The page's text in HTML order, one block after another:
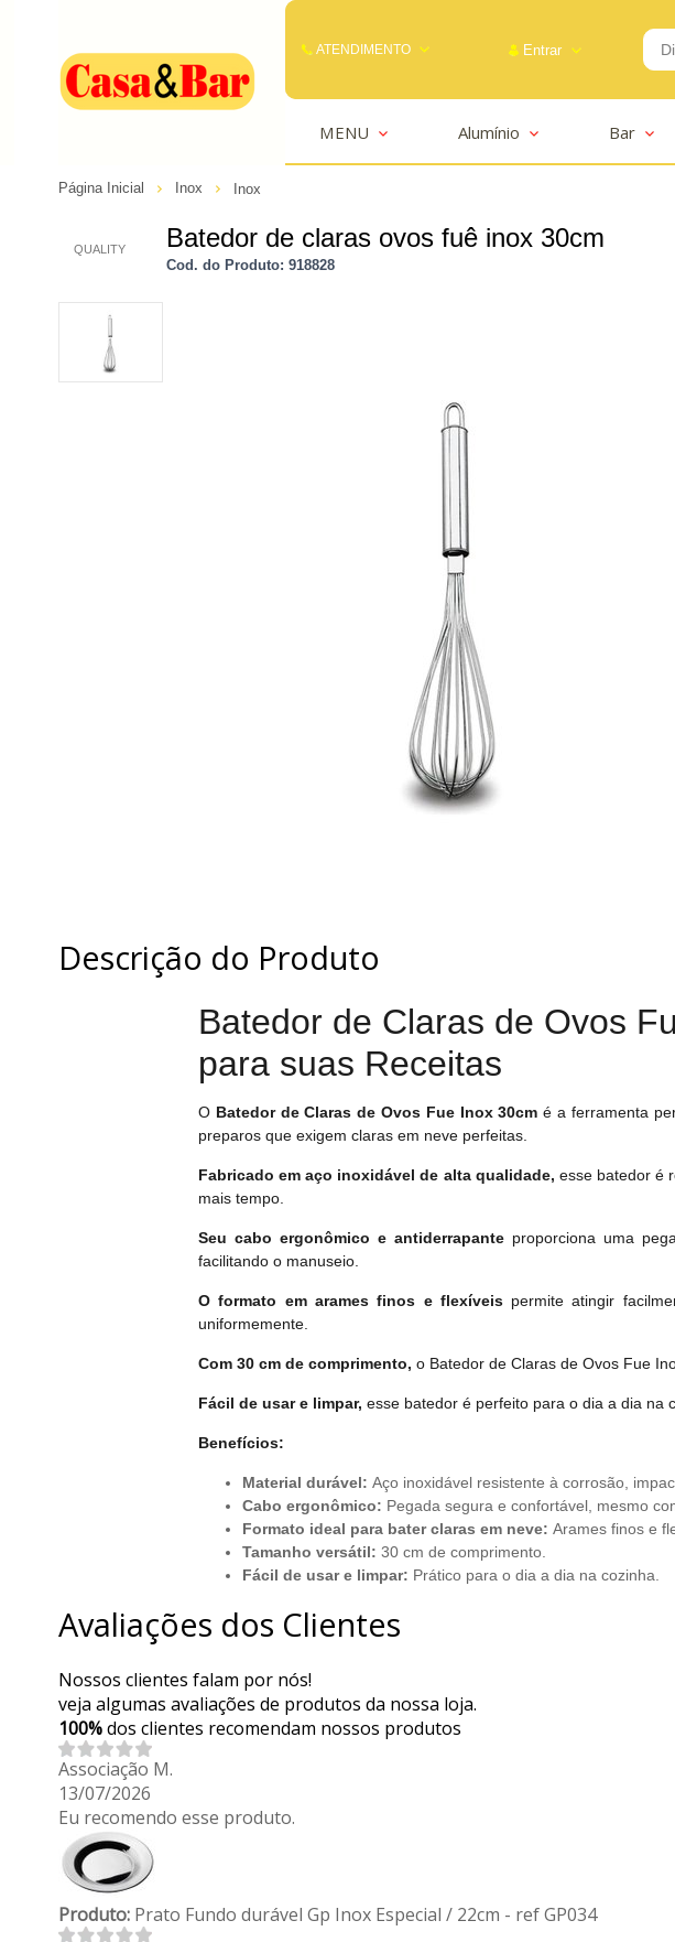
ATENDIMENTO
(85) 99291-2625
Entrar
MENU Alumínio Bar
Página Inicial Inox Inox
QUALITY Batedor de claras ovos fuê inox 30cm
Cod. do Produto: 918828
Descrição do Produto
Batedor de Claras de Ovos
para suas Receitas
O Batedor de Claras de Ovos Fue Inox 30cm é a ferramenta
preparos que exigem claras em neve perfeitas.
Fabricado em aço inoxidável de alta qualidade, esse batedor é
mais tempo.
Seu cabo ergonômico e antiderrapante proporciona uma
facilitando o manuseio.
O formato em arames finos e flexíveispermite atingir
uniformemente.
Com 30 cm de comprimento, o Batedor de Claras de Ovos Fue
Fácil de usar e limpar, esse batedor é perfeito para o dia a dia na
Benefícios:
Material durável: Aço inoxidável resistente à corrosão,
Cabo ergonômico: Pegada segura e confortável, mesmo
Formato ideal para bater claras em neve: Arames finos e
Tamanho versátil: 30 cm de comprimento.
Fácil de usar e limpar: Prático para o dia a dia na cozinha.
Avaliações dos Clientes
Nossos clientes falam por nós!
veja algumas avaliações de produtos da nossa loja.
100%dos clientes recomendam nossos produtos
Associação M.
13/07/2026
Eu recomendo esse produto.
Produto: Prato Fundo durável Gp Inox Especial / 22cm - ref GP034